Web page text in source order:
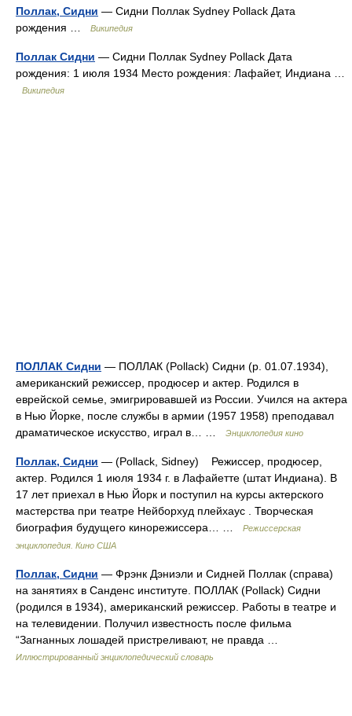
Поллак, Сидни — Сидни Поллак Sydney Pollack Дата
рождения …
Википедия
Поллак Сидни — Сидни Поллак Sydney Pollack Дата
рождения: 1 июля 1934 Место рождения: Лафайет, Индиана …
Википедия
ПОЛЛАК Сидни — ПОЛЛАК (Pollack) Сидни (р. 01.07.1934),
американский режиссер, продюсер и актер. Родился в
еврейской семье, эмигрировавшей из России. Учился на актера
в Нью Йорке, после службы в армии (1957 1958) преподавал
драматическое искусство, играл в… …
Энциклопедия кино
Поллак, Сидни — (Pollack, Sidney) Режиссер, продюсер,
актер. Родился 1 июля 1934 г. в Лафайетте (штат Индиана). В
17 лет приехал в Нью Йорк и поступил на курсы актерского
мастерства при театре Нейборхуд плейхаус . Творческая
биография будущего кинорежиссера… …
Режиссерская
энциклопедия. Кино США
Поллак, Сидни — Фрэнк Дэниэли и Сидней Поллак (справа)
на занятиях в Санденс институте. ПОЛЛАК (Pollack) Сидни
(родился в 1934), американский режиссер. Работы в театре и
на телевидении. Получил известность после фильма
“Загнанных лошадей пристреливают, не правда …
Иллюстрированный энциклопедический словарь